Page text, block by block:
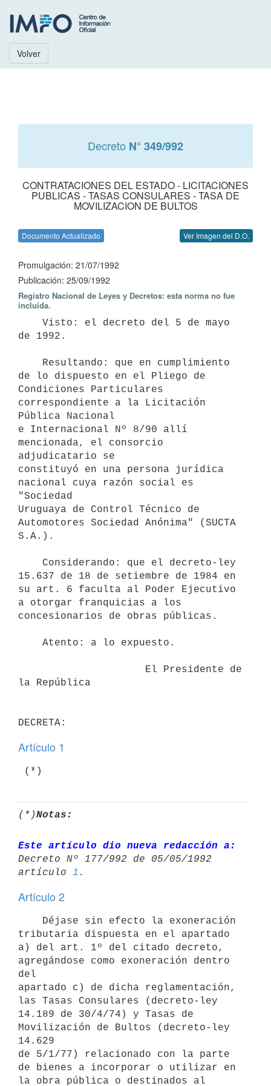
Volver
Decreto N° 349/992
CONTRATACIONES DEL ESTADO - LICITACIONES
PUBLICAS - TASAS CONSULARES - TASA DE
MOVILIZACION DE BULTOS
Documento Actualizado Ver Imagen del D.O.
Promulgación: 21/07/1992
Publicación: 25/09/1992
Registro Nacional de Leyes y Decretos: esta norma no fue
incluida.
de 1992.
de lo dispuesto en el Pliego de
Condiciones Particulares
correspondiente a la Licitación
Pública Nacional
e Internacional Nº 8/90 allí
mencionada, el consorcio
adjudicatario se
constituyó en una persona jurídica
nacional cuya razón social es
"Sociedad
Uruguaya de Control Técnico de
Automotores Sociedad Anónima" (SUCTA
S.A.).
15.637 de 18 de setiembre de 1984 en
su art. 6 faculta al Poder Ejecutivo
a otorgar franquicias a los
concesionarios de obras públicas.
la República
Artículo 1
(*)Notas:
Este artículo dio nueva redacción a:
Decreto Nº 177/992 de 05/05/1992
artículo 1
Artículo 2
tributaria dispuesta en el apartado
a) del art. 1º del citado decreto,
agregándose como exoneración dentro
del
apartado c) de dicha reglamentación,
las Tasas Consulares (decreto-ley
14.189 de 30/4/74) y Tasas de
Movilización de Bultos (decreto-ley
14.629
de 5/1/77) relacionado con la parte
de bienes a incorporar o utilizar en
la obra pública o destinados al